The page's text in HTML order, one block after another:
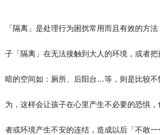
「隔离」是处理行为困扰常用而且有效的方
子「隔离」在无法接触到大人的环境，或者
暗的空间如：厕所、后阳台…等，则是比较不
为，这样会让孩子在心里产生不必要的恐惧
者或环境产生不安的连结，造成以后「不敢